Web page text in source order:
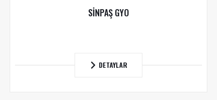
SİNPAŞ GYO
DETAYLAR